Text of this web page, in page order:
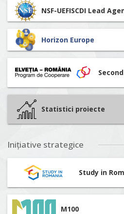
NSF-UEFISCDI Lead
Horizon Europe
Statistici proiecte
Inițiative strategice
Study in
M100